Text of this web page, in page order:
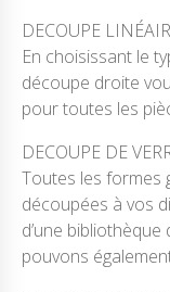
DECOUPE
En choisissant le
découpe droite
pour toutes les
DECOUPE DE
Toutes les formes
découpées à vos
d’une
pouvons